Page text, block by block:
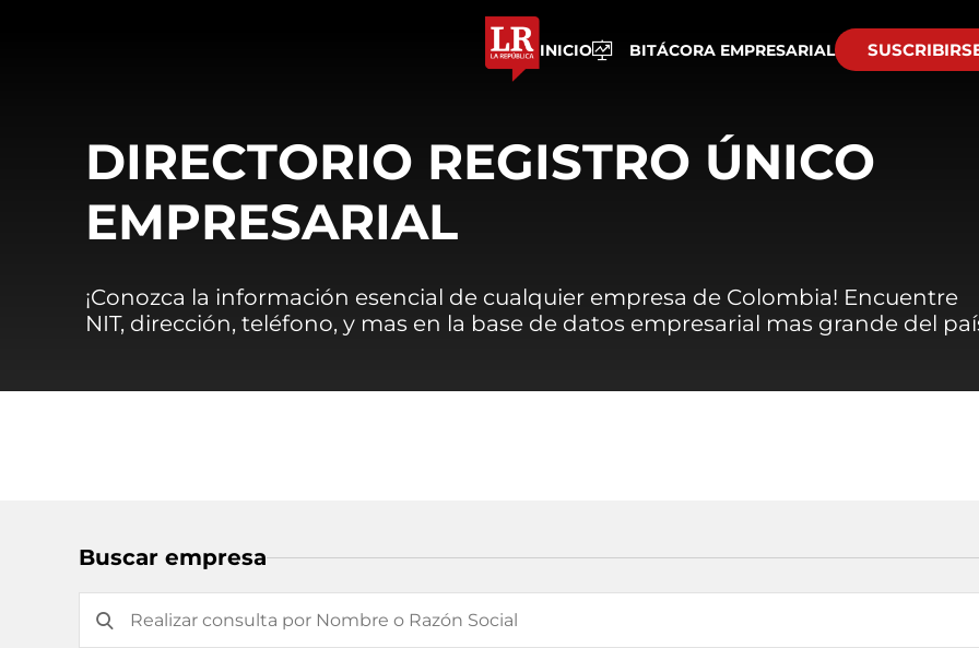
INICIO BITÁCORA EMPRESARIAL
DIRECTORIO REGISTRO ÚNICO
EMPRESARIAL
¡Conozca la información esencial de cualquier empresa de Colombia! Encuentre
NIT, dirección, teléfono, y mas en la base de datos empresarial mas grande del
Buscar empresa